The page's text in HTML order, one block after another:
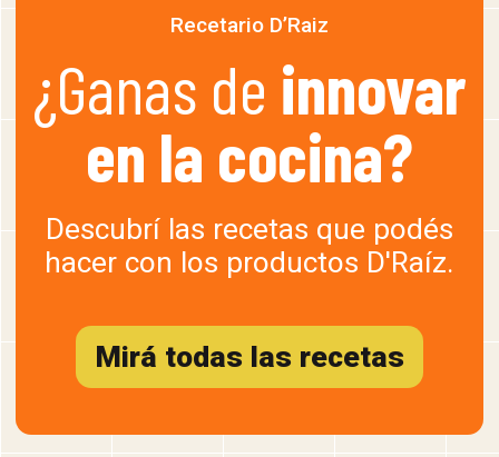
Recetario D’Raiz
¿Ganas de innovar
en la cocina?
Descubrí las recetas que podés
hacer con los productos D'Raíz.
Mirá todas las recetas